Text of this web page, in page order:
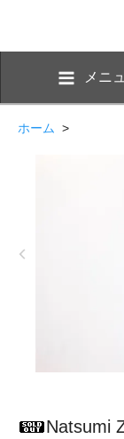
メニ
ホーム >
Natsumi